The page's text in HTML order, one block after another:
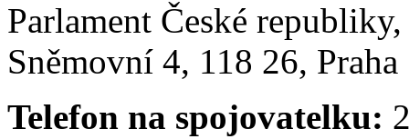
Parlament České
Sněmovní 4, 118 26,
Telefon na spojovatelku: